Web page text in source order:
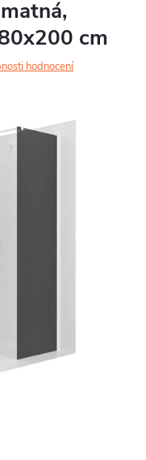
cm
hodnocení